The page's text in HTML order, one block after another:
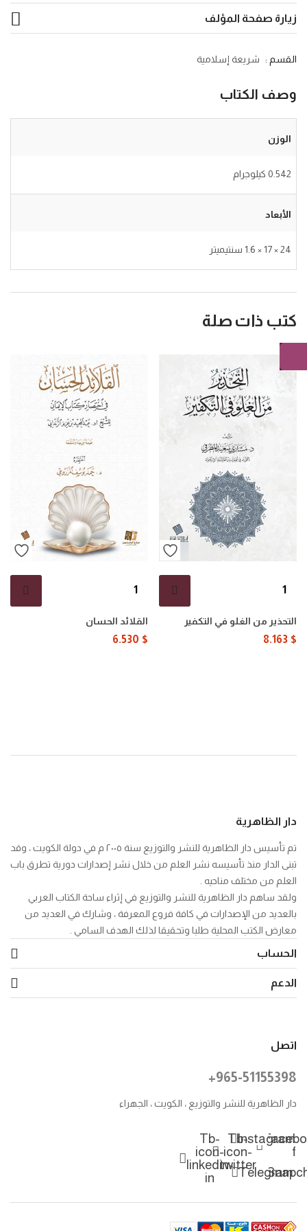
زيارة صفحة المؤلف
القسم : شريعة إسلامية
وصف الكتاب
الوزن
0.542 كيلوجرام
الأبعاد
24 × 17 × 1.6 سنتيميتر
كتب ذات صلة
كمية
من
الغلو
التحذير من الغلو في التكفير
8.163 $
كمية
الحسان
القلائد الحسان
6.530 $
دار الظاهرية
تم تأسيس دار الظاهرية للنشر والتوزيع سنة ٢٠٠٥ م في دولة الكويت ، وقد
تبنى الدار منذ تأسيسه نشر العلم من خلال نشر إصدارات دورية تطرق باب
العلم من مختلف مناحيه .
ولقد ساهم دار الظاهرية للنشر والتوزيع في إثراء ساحة الكتاب العربي
بالعديد من الإصدارات في كافة فروع المعرفة ، وشارك في العديد من
معارض الكتب المحلية طلبا وتحقيقا لذلك الهدف السامي .
الحساب
الدعم
اتصل
+965-51155398
دار الظاهرية للنشر والتوزيع ، الكويت ، الجهراء
f
Instagram
Tb-
icon-
twitter
Tb-
icon-
linkedin-
in
Telegram